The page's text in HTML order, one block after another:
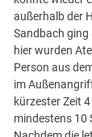
außerhalb der
Sandbach ging
hier wurden
Person aus
im
kürzester Zeit
mindestens 10